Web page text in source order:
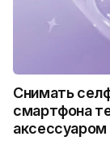
Снимать
смартфона
аксессуаром